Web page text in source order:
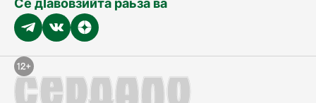
Се дӀавовзийта раьза ва